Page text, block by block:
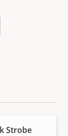
Strobe